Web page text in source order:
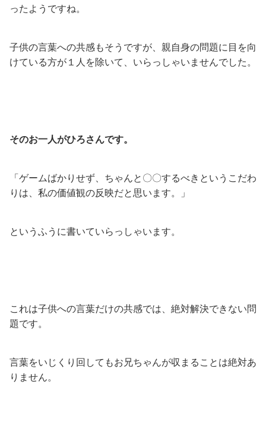
ったようですね。
子供の言葉への共感もそうですが、親自身の問題に目を向
けている方が１人を除いて、いらっしゃいませんでした。
そのお一人がひろさんです。
「ゲームばかりせず、ちゃんと〇〇するべきというこだわ
りは、私の価値観の反映だと思います。」
というふうに書いていらっしゃいます。
これは子供への言葉だけの共感では、絶対解決できない問
題です。
言葉をいじくり回してもお兄ちゃんが収まることは絶対あ
りません。